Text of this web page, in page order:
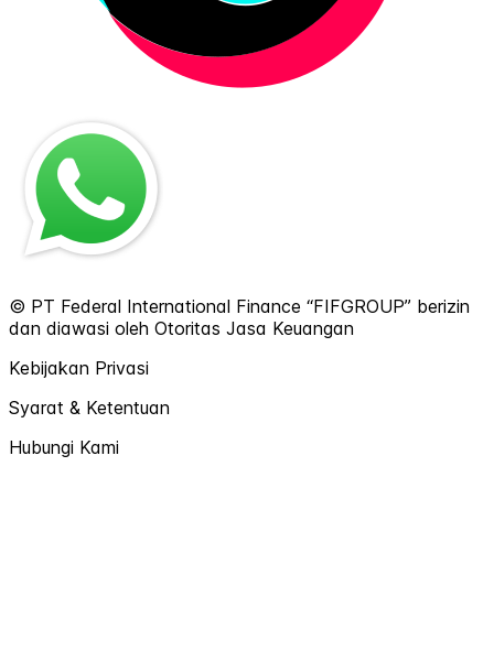
© PT Federal International Finance “FIFGROUP” berizin
dan diawasi oleh Otoritas Jasa Keuangan
Kebijakan Privasi
Syarat & Ketentuan
Hubungi Kami